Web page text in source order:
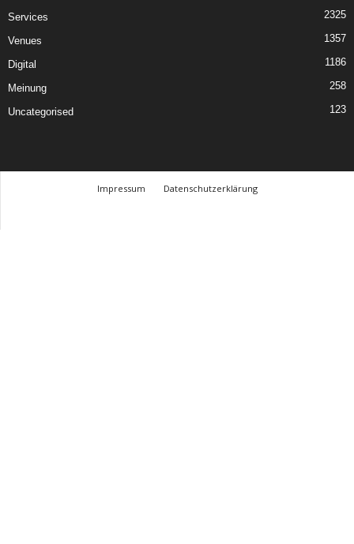
Services 2325
Venues 1357
Digital 1186
Meinung 258
Uncategorised 123
Impressum
Datenschutzerklärung